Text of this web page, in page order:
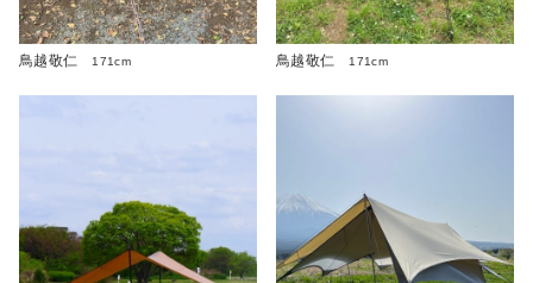
鳥越敬仁 171cm 鳥越敬仁 171cm